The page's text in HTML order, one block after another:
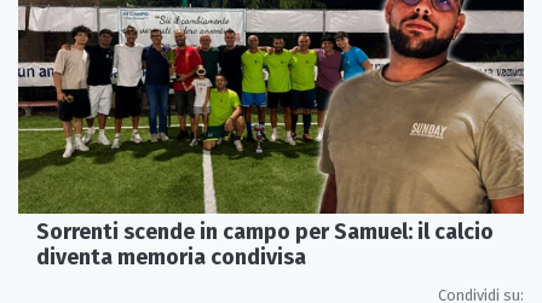
Sorrenti scende in campo per Samuel: il calcio
diventa memoria condivisa
Condividi su: